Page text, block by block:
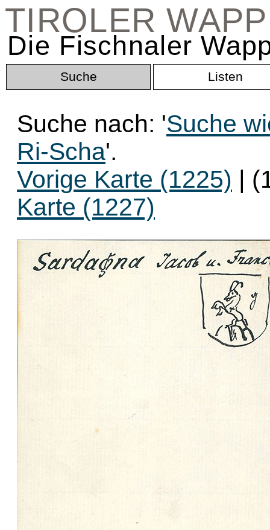
TIROLER
Die Fischnaler
Suche Listen
Suche nach: 'Suche
Ri-Scha'.
Vorige Karte (1225) |
Karte (1227)